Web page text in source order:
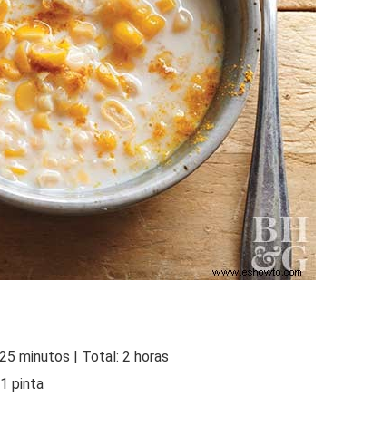
minutos | Total: 2 horas
pinta